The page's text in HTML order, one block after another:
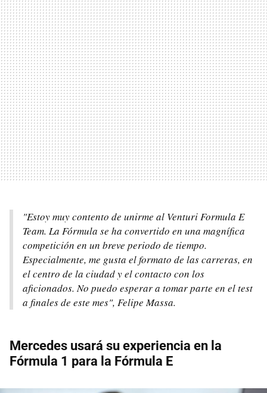
"Estoy muy contento de unirme al Venturi Formula E
Team. La Fórmula se ha convertido en una magnífica
competición en un breve periodo de tiempo.
Especialmente, me gusta el formato de las carreras, en
el centro de la ciudad y el contacto con los
aficionados. No puedo esperar a tomar parte en el test
a finales de este mes", Felipe Massa.
Mercedes usará su experiencia en la
Fórmula 1 para la Fórmula E